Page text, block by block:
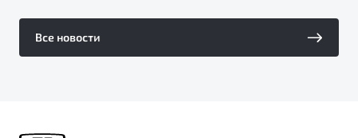
Все новости